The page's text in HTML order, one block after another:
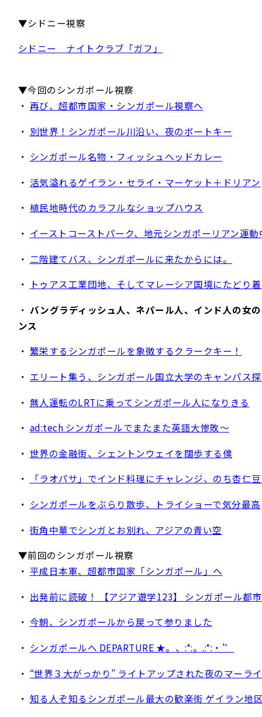
▼シドニー視察
シドニー ナイトクラブ「ガフ」
▼今回のシンガポール視察
・ 再び、超都市国家・シンガポール視察へ
・ 別世界！シンガポール川沿い、夜のボートキー
・ シンガポール名物・フィッシュヘッドカレー
・ 活気溢れるゲイラン・セライ・マーケット＋ドリアン
・ 植民地時代のカラフルなショップハウス
・ イーストコーストパーク、地元シンガポーリアン運動
・ 二階建てバス、シンガポールに来たからには。
・
トゥアス工業団地、そしてマレーシア国境にたどり
・ バングラディッシュ人、ネパール人、インド人の女
ンス
・ 繁栄するシンガポールを象徴するクラークキー！
・ エリート集う、シンガポール国立大学のキャンパス
・ 無人運転のLRTに乗ってシンガポール人になりきる
・ ad:tech シンガポールでまたまた英語大惨敗～
・ 世界の金融街、シェントンウェイを闊歩する僕
・
「ラオパサ」でインド料理にチャレンジ、のち杏仁
・ シンガポールをぶらり散歩、トライショーで気分最高
・ 街角中華でシンガとお別れ、アジアの青い空
▼前回のシンガポール視察
・ 平成日本軍、超都市国家「シンガポール」へ
・ 出発前に読破！ 【アジア遊学123】 シンガポール都
・ 今朝、シンガポールから戻って参りました
・ シンガポールへ DEPARTURE ★。、:*:。.:*:・'゜
・ “世界３大がっかり” ライトアップされた夜のマーラ
・ 知る人ぞ知るシンガポール最大の歓楽街 ゲイラン地